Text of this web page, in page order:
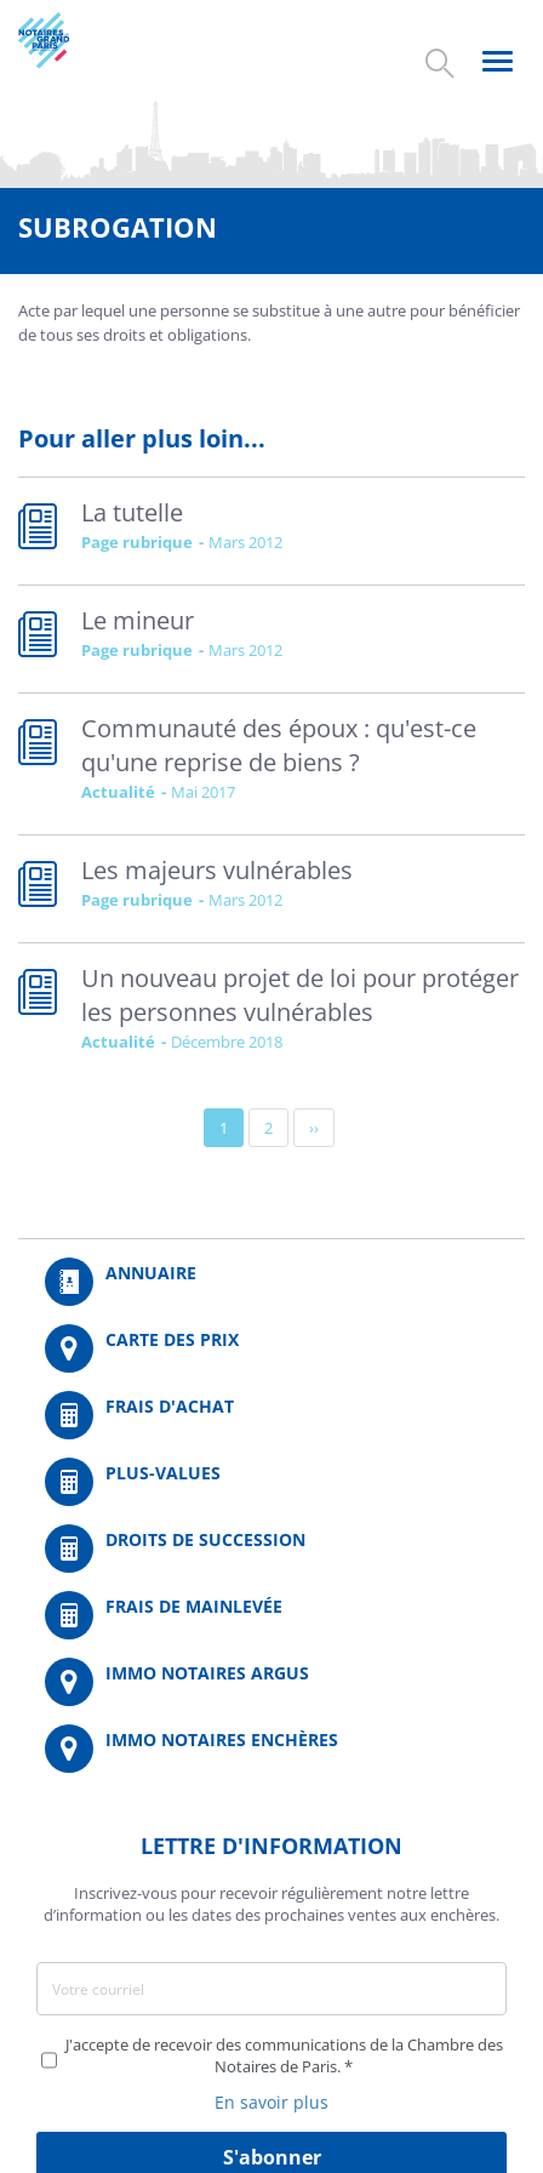
Aller
au
contenu
SUBROGATION
Acte par lequel une personne se substitue à une autre pour bénéficier
de tous ses droits et obligations.
Pour aller plus loin...
La tutelle
Page rubrique mars 2012
Le mineur
Page rubrique mars 2012
Communauté des époux : qu'est-ce
qu'une reprise de biens ?
Actualité mai 2017
Les majeurs vulnérables
Page rubrique mars 2012
Un nouveau projet de loi pour protéger
les personnes vulnérables
Actualité décembre 2018
Page
actuelle
1 Page
2
Page
suivante
››
ANNUAIRE
CARTE DES PRIX
FRAIS D'ACHAT
PLUS-VALUES
DROITS DE SUCCESSION
FRAIS DE MAINLEVÉE
IMMO NOTAIRES ARGUS
IMMO NOTAIRES ENCHÈRES
LETTRE D'INFORMATION
Inscrivez-vous pour recevoir régulièrement notre lettre
d’information ou les dates des prochaines ventes aux enchères.
J'accepte de recevoir des communications de la Chambre des
Notaires de Paris.
En savoir plus
S'abonner